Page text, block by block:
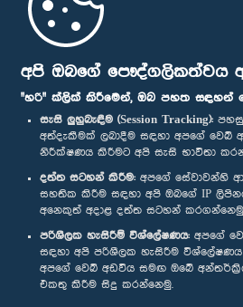
අපි ඔබගේ පෞද්ගලිකත්වය
"හරි" ක්ලික් කිරීමෙන්, ඔබ පහත සඳහන්
සැසි ලුහුබැඳීම (Session Tracking):
අත්දැකීමක් ලබාදීම සඳහා අපගේ වෙබ්
නිරීක්ෂණය කිරීමට අපි සැසි භාවිතා
දත්ත සටහන් කිරීම: අපගේ සේවාවන්හි
සහතික කිරීම සඳහා අපි ඔබගේ IP
අනෙකුත් අදාළ දත්ත සටහන්
පරිශීලක හැසිරීම් විශ්ලේෂණය: අපගේ
සඳහා අපි පරිශීලක හැසිරීම
අපගේ වෙබ් අඩවිය සමඟ ඔබේ
එකතු කිරීම සිදු කරන්නෙමු.
පාර්ලිමේන්තු ජංගම යෙදුම
අප හා සම්බන්ධ වී සිටින්න :
සම්මාන
පෞද්ගලිකත්ව ප්‍රතිපත්තිය